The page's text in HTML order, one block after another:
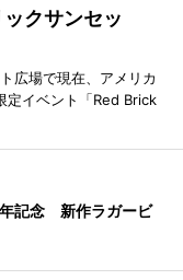
クサンセッ
広場で現在、アメリカ
定イベント「Red Brick
記念 新作ラガービ